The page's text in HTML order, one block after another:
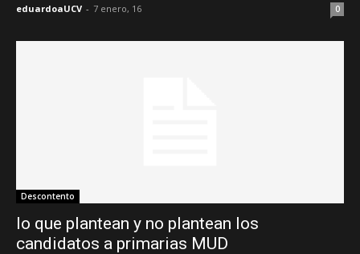
eduardoaUCV - 7 enero, 16 0
Descontento
lo que plantean y no plantean los
candidatos a primarias MUD